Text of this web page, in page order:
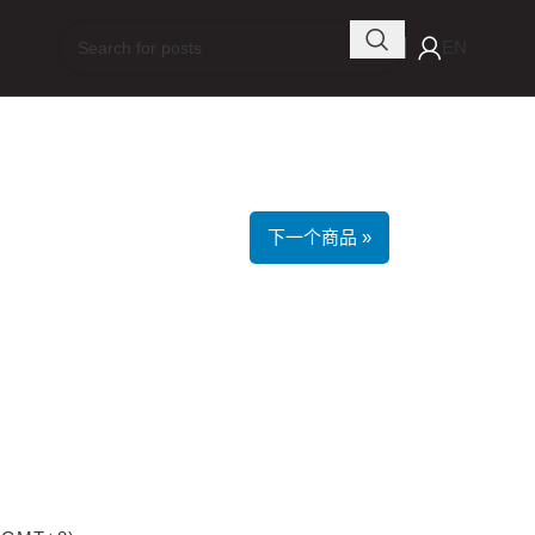
下一个商品 »